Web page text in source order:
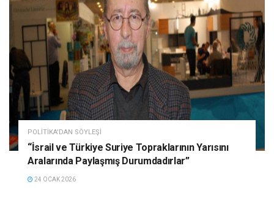
POLITIKA'DAN SÖYLEŞI
“İsrail ve Türkiye Suriye Topraklarının Yarısını
Aralarında Paylaşmış Durumdadırlar”
24 OCAK 2026